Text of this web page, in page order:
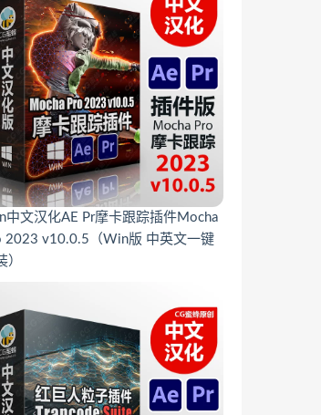
中文汉化AE Pr摩卡跟踪插件Mocha
2023 v10.0.5（Win版 中英文一键
）